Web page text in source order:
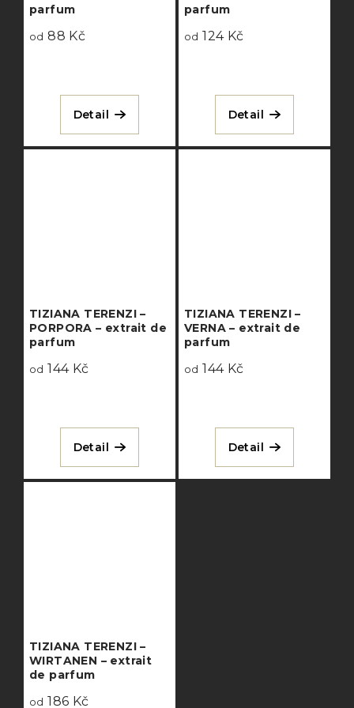
parfum
od 88 Kč
Detail
parfum
od 124 Kč
Detail
TIZIANA TERENZI –
PORPORA – extrait de
parfum
od 144 Kč
Detail
TIZIANA TERENZI –
VERNA – extrait de
parfum
od 144 Kč
Detail
TIZIANA TERENZI –
WIRTANEN – extrait
de parfum
od 186 Kč